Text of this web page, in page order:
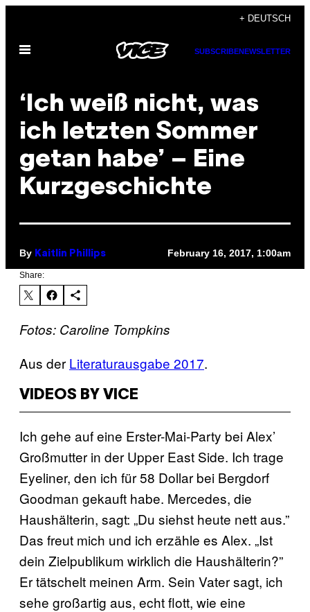
content
+ DEUTSCH
Open
SUBSCRIBENEWSLETTER
‘Ich weiß nicht, was
ich letzten Sommer
getan habe’ – Eine
Kurzgeschichte
By Kaitlin Phillips February 16, 2017, 1:00am
Share:
Fotos: Caroline Tompkins
Aus der Literaturausgabe 2017.
VIDEOS BY VICE
Ich gehe auf eine Erster-Mai-Party bei Alex’
Großmutter in der Upper East Side. Ich trage
Eyeliner, den ich für 58 Dollar bei Bergdorf
Goodman gekauft habe. Mercedes, die
Haushälterin, sagt: „Du siehst heute nett aus.”
Das freut mich und ich erzähle es Alex. „Ist
dein Zielpublikum wirklich die Haushälterin?”
Er tätschelt meinen Arm. Sein Vater sagt, ich
sehe großartig aus, echt flott, wie eine